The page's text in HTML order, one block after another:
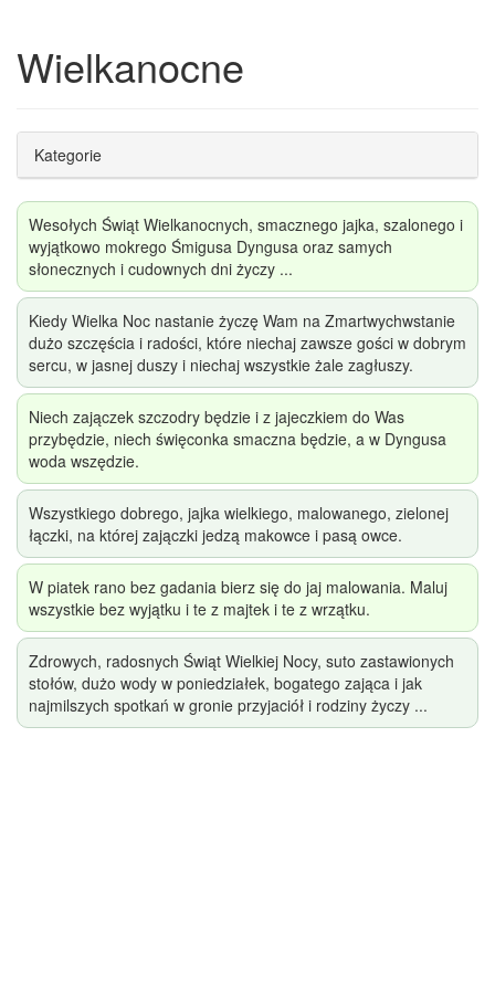
Wielkanocne
Kategorie
Wesołych Świąt Wielkanocnych, smacznego jajka, szalonego i
wyjątkowo mokrego Śmigusa Dyngusa oraz samych
słonecznych i cudownych dni życzy ...
Kiedy Wielka Noc nastanie życzę Wam na Zmartwychwstanie
dużo szczęścia i radości, które niechaj zawsze gości w dobrym
sercu, w jasnej duszy i niechaj wszystkie żale zagłuszy.
Niech zajączek szczodry będzie i z jajeczkiem do Was
przybędzie, niech święconka smaczna będzie, a w Dyngusa
woda wszędzie.
Wszystkiego dobrego, jajka wielkiego, malowanego, zielonej
łączki, na której zajączki jedzą makowce i pasą owce.
W piatek rano bez gadania bierz się do jaj malowania. Maluj
wszystkie bez wyjątku i te z majtek i te z wrzątku.
Zdrowych, radosnych Świąt Wielkiej Nocy, suto zastawionych
stołów, dużo wody w poniedziałek, bogatego zająca i jak
najmilszych spotkań w gronie przyjaciół i rodziny życzy ...